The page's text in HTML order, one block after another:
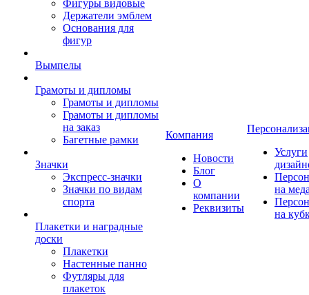
Фигуры видовые
Держатели эмблем
Основания для
фигур
Вымпелы
Грамоты и дипломы
Грамоты и дипломы
Грамоты и дипломы
на заказ
Багетные рамки
Значки
Экспресс-значки
Значки по видам
спорта
Плакетки и наградные
доски
Плакетки
Настенные панно
Футляры для
плакеток
Компания
Новости
Блог
О
компании
Реквизиты
Услуги
на
на